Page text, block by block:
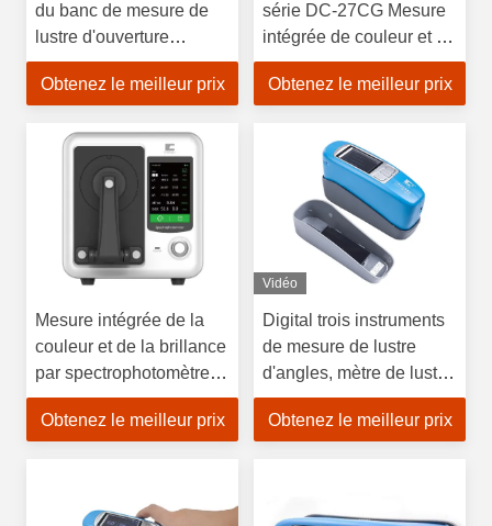
du banc de mesure de
lustre d'ouverture
minuscule, taille du
mètre 350x300x200mm
Obtenez le meilleur prix
série DC-27CG Mesure
intégrée de couleur et de
brillance
Obtenez le meilleur prix
Mesure intégrée de la
couleur et de la brillance
par spectrophotomètre
de la série DS-87CG
Obtenez le meilleur prix
Vidéo
Digital trois instruments
de mesure de lustre
d'angles, mètre de lustre
pour le marbre
Obtenez le meilleur prix